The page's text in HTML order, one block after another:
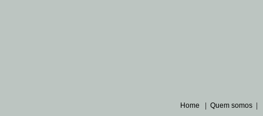
Home Quem somos